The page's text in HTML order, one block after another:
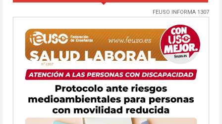
FEUSO INFORMA 1307